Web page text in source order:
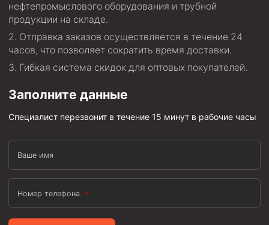
нефтепромыслового оборудования и трубной
продукции на складе.
Отправка заказов осуществляется в течение 24
часов, что позволяет сократить время доставки.
Гибкая система скидок для оптовых покупателей.
Заполните данные
Специалист перезвонит в течение 15 минут в рабочие часы
Ваше имя
Номер телефона